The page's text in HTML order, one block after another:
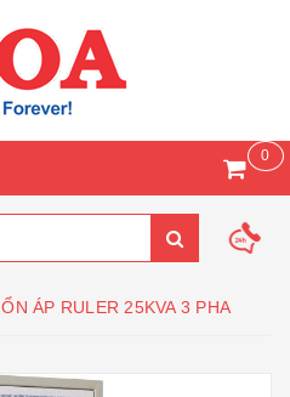
0
ỔN ÁP RULER 25KVA 3 PHA